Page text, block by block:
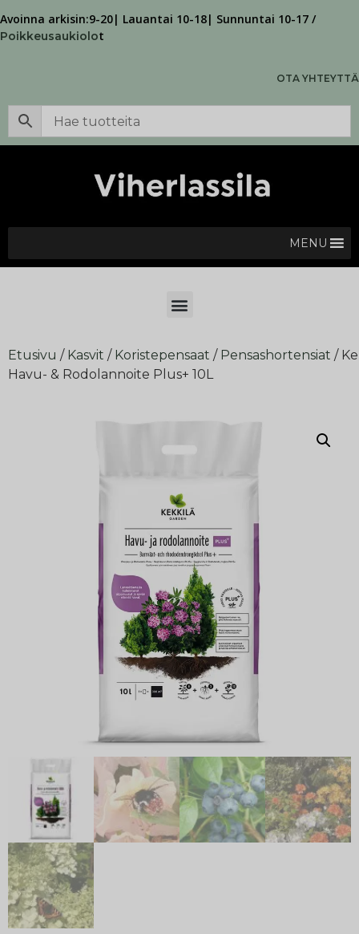
Avoinna arkisin:9-20| Lauantai 10-18| Sunnuntai 10-17 /
Poikkeusaukiolot
OTA YHTEYTTÄ
MENU
Etusivu / Kasvit / Koristepensaat / Pensashortensiat /
Havu- & Rodolannoite Plus+ 10L